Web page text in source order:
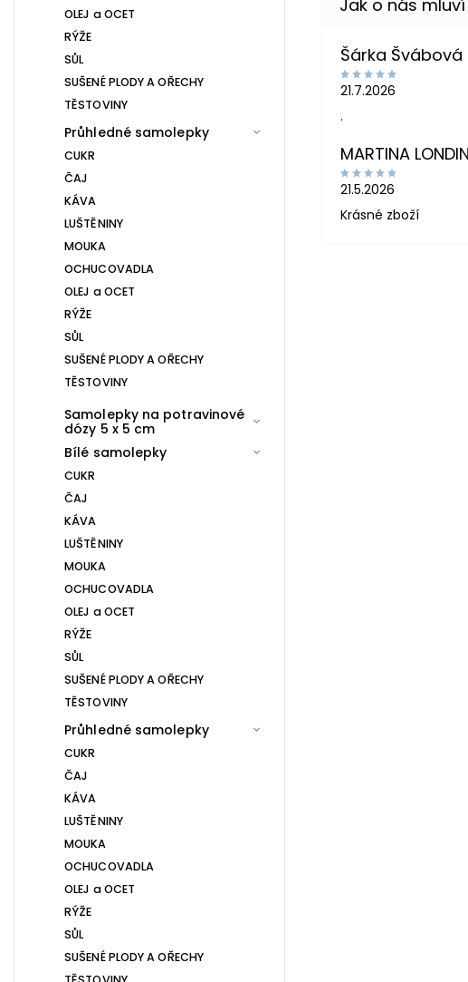
OLEJ a OCET
RÝŽE
SŮL
SUŠENÉ PLODY A OŘECHY
TĚSTOVINY
Průhledné samolepky
CUKR
ČAJ
KÁVA
LUŠTĚNINY
MOUKA
OCHUCOVADLA
OLEJ a OCET
RÝŽE
SŮL
SUŠENÉ PLODY A OŘECHY
TĚSTOVINY
Samolepky na potravinové
dózy 5 x 5 cm
Bílé samolepky
CUKR
ČAJ
KÁVA
LUŠTĚNINY
MOUKA
OCHUCOVADLA
OLEJ a OCET
RÝŽE
SŮL
SUŠENÉ PLODY A OŘECHY
TĚSTOVINY
Průhledné samolepky
CUKR
ČAJ
KÁVA
LUŠTĚNINY
MOUKA
OCHUCOVADLA
OLEJ a OCET
RÝŽE
SŮL
SUŠENÉ PLODY A OŘECHY
Šárka Švábová
21.7.2026
.
MARTINA
21.5.2026
Krásné zboží